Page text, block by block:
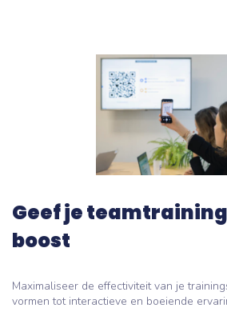
Geef je
boost
Maximaliseer de effectiviteit van je
vormen tot interactieve en boeiende